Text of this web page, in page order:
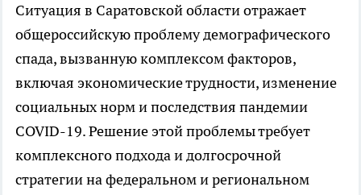
Ситуация в Саратовской области отражает
общероссийскую проблему демографического
спада, вызванную комплексом факторов,
включая экономические трудности, изменение
социальных норм и последствия пандемии
COVID-19. Решение этой проблемы требует
комплексного подхода и долгосрочной
стратегии на федеральном и региональном